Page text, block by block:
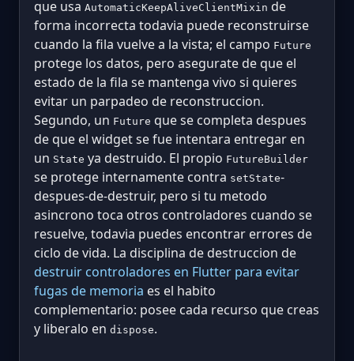
que usa AutomaticKeepAliveClientMixin de
forma incorrecta todavia puede reconstruirse
cuando la fila vuelve a la vista; el campo Future
protege los datos, pero asegurate de que el
estado de la fila se mantenga vivo si quieres
evitar un parpadeo de reconstruccion.
Segundo, un Future que se completa despues
de que el widget se fue intentara entregar en
un State ya destruido. El propio FutureBuilder
se protege internamente contra setState-
despues-de-destruir, pero si tu metodo
asincrono toca otros controladores cuando se
resuelve, todavia puedes encontrar errores de
ciclo de vida. La disciplina de destruccion de
destruir controladores en Flutter para evitar
fugas de memoria es el habito
complementario: posee cada recurso que creas
y liberalo en dispose.